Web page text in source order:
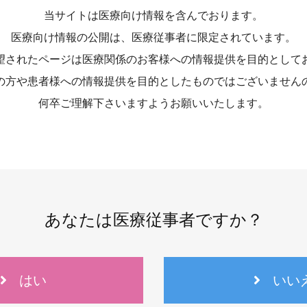
当サイトは医療向け情報を含んでおります。
医療向け情報の公開は、医療従事者に限定されています。
されたページは医療関係のお客様への情報提供を目的として
方や患者様への情報提供を目的としたものではございません
何卒ご理解下さいますようお願いいたします。
あなたは医療従事者ですか？
はい いい